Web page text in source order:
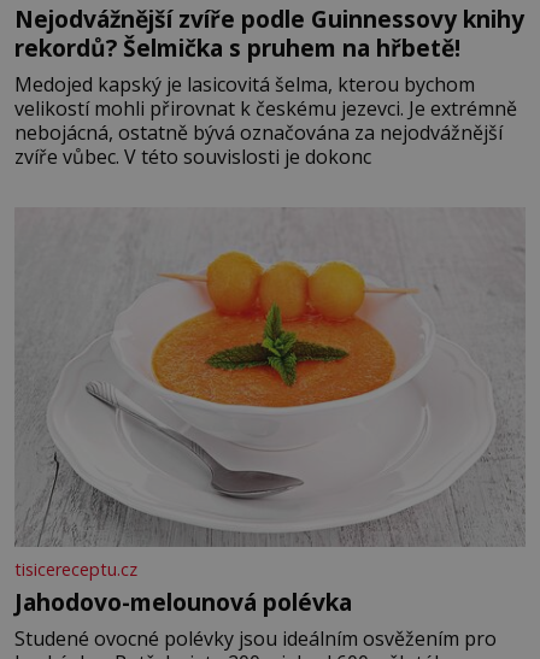
Nejodvážnější zvíře podle Guinnessovy knihy
rekordů? Šelmička s pruhem na hřbetě!
Medojed kapský je lasicovitá šelma, kterou bychom
velikostí mohli přirovnat k českému jezevci. Je extrémně
nebojácná, ostatně bývá označována za nejodvážnější
zvíře vůbec. V této souvislosti je dokonc
tisicereceptu.cz
Jahodovo-melounová polévka
Studené ovocné polévky jsou ideálním osvěžením pro